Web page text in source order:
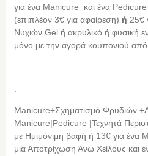
για ένα Manicure και ένα
(επιπλέον 3€ για αφαίρεση) ή 25€
Νυχιών Gel ή ακρυλικό ή φυσική
μόνο με την αγορά κουπονιού
Manicure+Σχηματισμό Φρυδιών
Manicure|Pedicure |Τεχνητά
με Ημιμόνιμη βαφή ή 13€ για ένα
μία Αποτρίχωση Άνω Χείλους και